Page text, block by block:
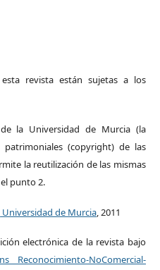
revista están sujetas a los
la Universidad de Murcia (la
(copyright) de las
la reutilización de las mismas
punto 2.
Universidad de Murcia, 2011
electrónica de la revista bajo
Reconocimiento-NoComercial-